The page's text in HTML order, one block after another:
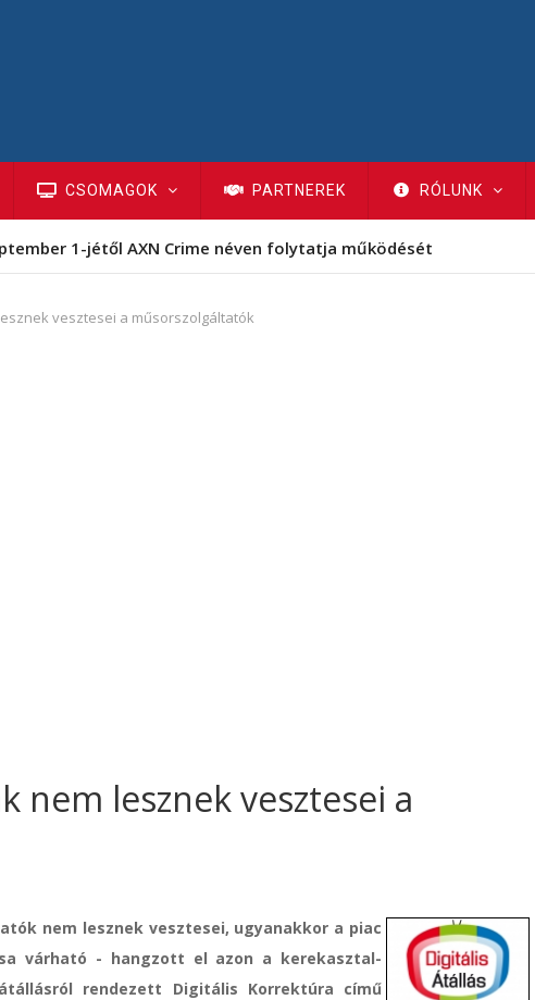
CSOMAGOK PARTNEREK RÓLUNK
1-jétől AXN Crime néven folytatja működését
vesztesei a műsorszolgáltatók
nem lesznek vesztesei a
nem lesznek vesztesei, ugyanakkor a piac
várható - hangzott el azon a kerekasztal-
rendezett Digitális Korrektúra című